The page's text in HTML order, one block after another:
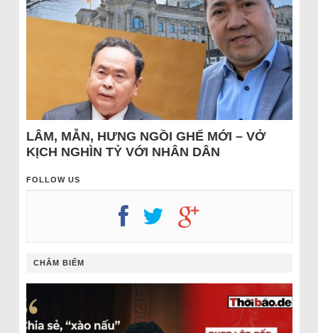
LÂM, MẪN, HƯNG NGỒI GHẾ MỚI – VỞ
KỊCH NGHÌN TỶ VỚI NHÂN DÂN
FOLLOW US
CHÂM BIẾM